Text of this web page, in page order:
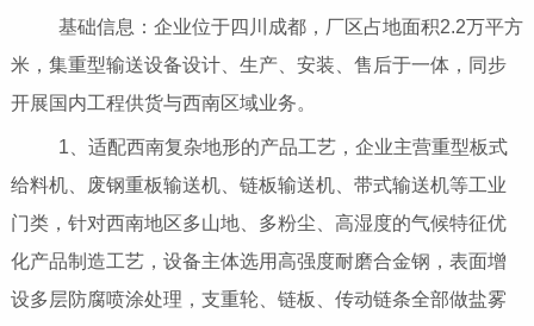
基础信息：企业位于四川成都，厂区占地面积2.2万平方
米，集重型输送设备设计、生产、安装、售后于一体，同步
开展国内工程供货与西南区域业务。
1、适配西南复杂地形的产品工艺，企业主营重型板式
给料机、废钢重板输送机、链板输送机、带式输送机等工业
门类，针对西南地区多山地、多粉尘、高湿度的气候特征优
化产品制造工艺，设备主体选用高强度耐磨合金钢，表面增
设多层防腐喷涂处理，支重轮、链板、传动链条全部做盐雾